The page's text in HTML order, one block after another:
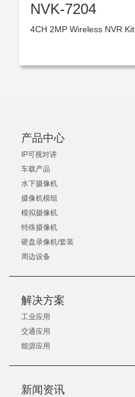
NVK-7204
4CH 2MP Wireless NVR Kit
产品中心
IP可视对讲
车载产品
水下摄像机
摄像机模组
模拟摄像机
特殊摄像机
硬盘录像机/套装
周边设备
解决方案
工业应用
交通应用
能源应用
新闻资讯